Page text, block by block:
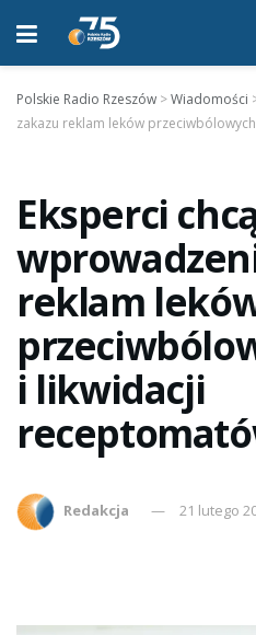
Polskie Radio Rzeszów >Wiadomości
zakazu reklam leków
Eksperci
reklam
i likwidacji
Redakcja 21 lutego